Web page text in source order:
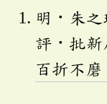
明．朱
評．批新
百折不磨